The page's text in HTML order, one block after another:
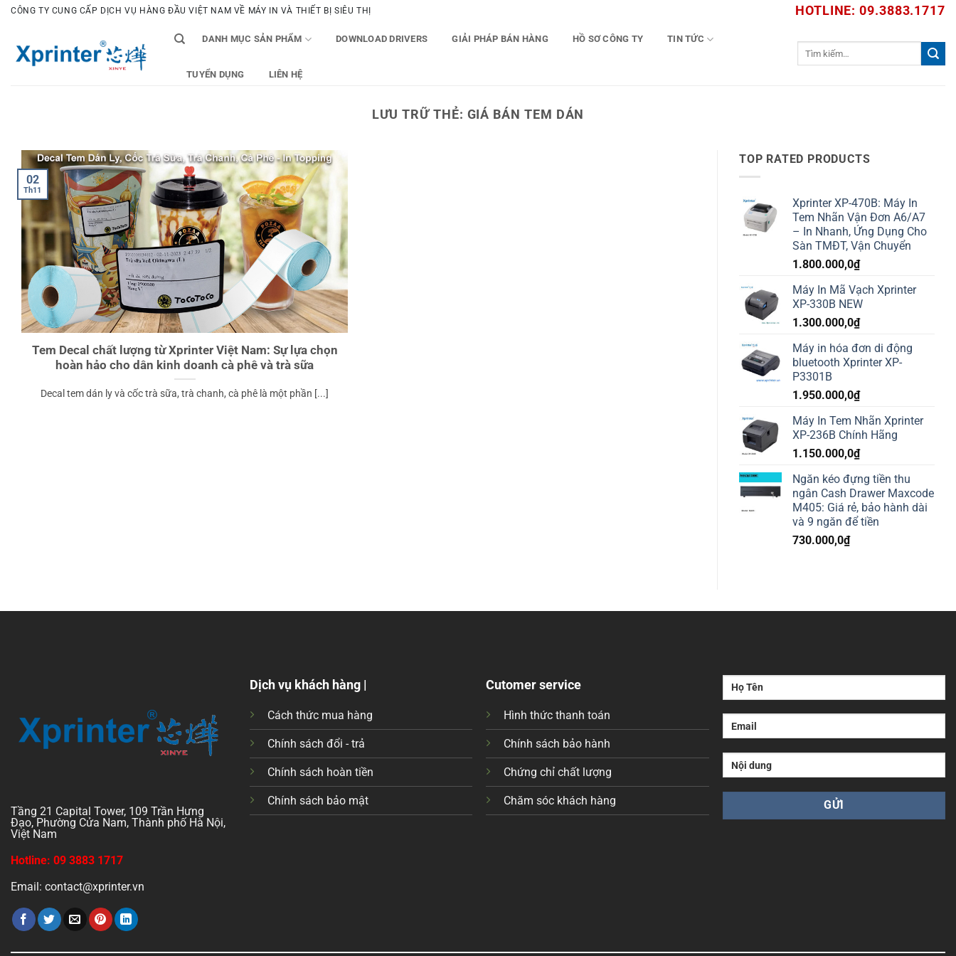
Bỏ
dung
CÔNG TY CUNG CẤP DỊCH VỤ HÀNG ĐẦU VIỆT NAM VỀ MÁY IN VÀ THIẾT BỊ SIÊU THỊ HOTLINE: 09.3883.1717
DANH MỤC SẢN PHẨM DOWNLOAD DRIVERS GIẢI PHÁP BÁN HÀNG HỒ SƠ CÔNG TY TIN TỨC
TUYỂN DỤNG LIÊN HỆ
LƯU TRỮ THẺ: GIÁ BÁN TEM DÁN
Tem Decal chất lượng từ Xprinter Việt Nam: Sự lựa chọn
hoàn hảo cho dân kinh doanh cà phê và trà sữa
Decal tem dán ly và cốc trà sữa, trà chanh, cà phê là một phần [...]
02
Th11
TOP RATED PRODUCTS
Xprinter XP-470B: Máy In
Tem Nhãn Vận Đơn A6/A7
– In Nhanh, Ứng Dụng Cho
Sàn TMĐT, Vận Chuyển
1.800.000,0₫
Máy In Mã Vạch Xprinter
XP-330B NEW
1.300.000,0₫
Máy in hóa đơn di động
bluetooth Xprinter XP-
P3301B
1.950.000,0₫
Máy In Tem Nhãn Xprinter
XP-236B Chính Hãng
1.150.000,0₫
Ngăn kéo đựng tiền thu
ngân Cash Drawer Maxcode
M405: Giá rẻ, bảo hành dài
và 9 ngăn để tiền
730.000,0₫
Tầng 21 Capital Tower, 109 Trần Hưng
Đạo, Phường Cửa Nam, Thành phố Hà Nội,
Việt Nam
Hotline: 09 3883 1717
Email: contact@xprinter.vn
Dịch vụ khách hàng |
Cách thức mua hàng
Chính sách đổi - trả
Chính sách hoàn tiền
Chính sách bảo mật
Cutomer service
Hình thức thanh toán
Chính sách bảo hành
Chứng chỉ chất lượng
Chăm sóc khách hàng